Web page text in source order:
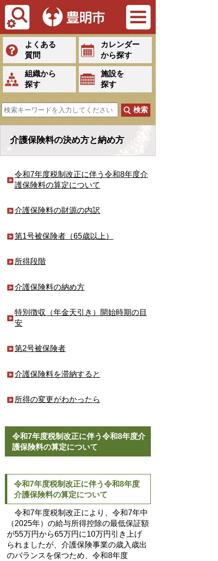
Tiếng Việt
よくある
質問
カレンダー
から探す
組織から
探す
施設を
探す
介護保険料の決め方と納め方
令和7年度税制改正に伴う令和8年度介
護保険料の算定について
介護保険料の財源の内訳
第1号被保険者（65歳以上）
所得段階
介護保険料の納め方
特別徴収（年金天引き）開始時期の目
安
第2号被保険者
介護保険料を滞納すると
所得の変更がわかったら
令和7年度税制改正に伴う令和8年度介
護保険料の算定について
令和7年度税制改正に伴う令和8年度
介護保険料の算定について
令和7年度税制改正により、令和7年中
（2025年）の給与所得控除の最低保証額
が55万円から65万円に10万円引き上げ
られましたが、介護保険事業の歳入歳出
のバランスを保つため、令和8年度